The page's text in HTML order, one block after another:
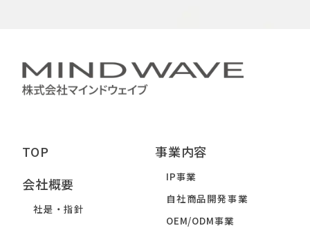
TOP
会社概要
社是・指針
事業内容
IP事業
自社商品開発事業
OEM/ODM事業